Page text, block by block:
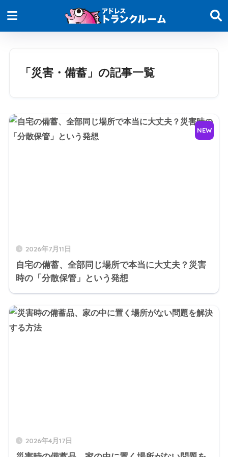
「災害・備蓄」の記事一覧
2026年7月11日
自宅の備蓄、全部同じ場所で本当に大丈夫？災害
時の「分散保管」という発想
NEW
2026年4月17日